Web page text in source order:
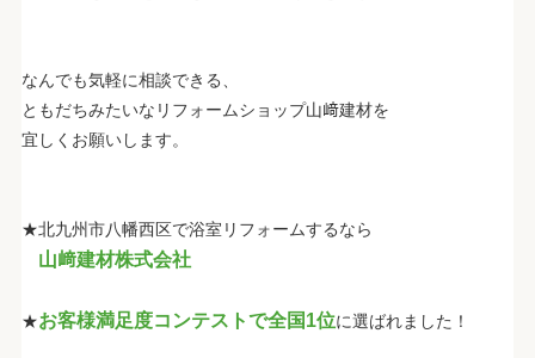
なんでも気軽に相談できる、
ともだちみたいなリフォームショップ山﨑建材を
宜しくお願いします。
★北九州市八幡西区で浴室リフォームするなら
山﨑建材株式会社
★お客様満足度コンテストで全国1位に選ばれました！